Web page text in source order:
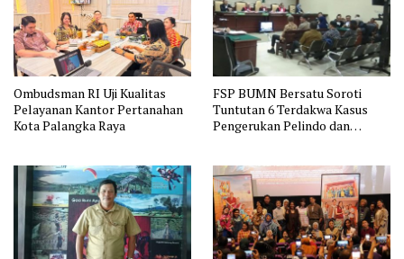
Ombudsman RI Uji Kualitas
Pelayanan Kantor Pertanahan
Kota Palangka Raya
FSP BUMN Bersatu Soroti
Tuntutan 6 Terdakwa Kasus
Pengerukan Pelindo dan